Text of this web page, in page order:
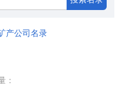
产公司名录
：